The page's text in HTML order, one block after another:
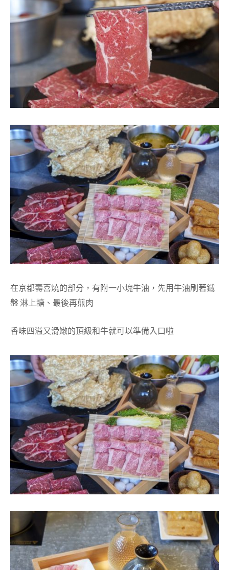
在京都壽喜燒的部分，有附一小塊牛油，先用牛油刷著鐵
盤 淋上糖、最後再煎肉
香味四溢又滑嫩的頂級和牛就可以準備入口啦